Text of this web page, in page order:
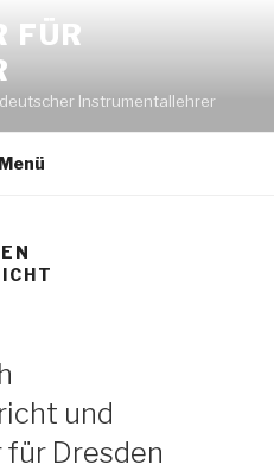
FÜR
Instrumentallehrer
Menü
und
Dresden